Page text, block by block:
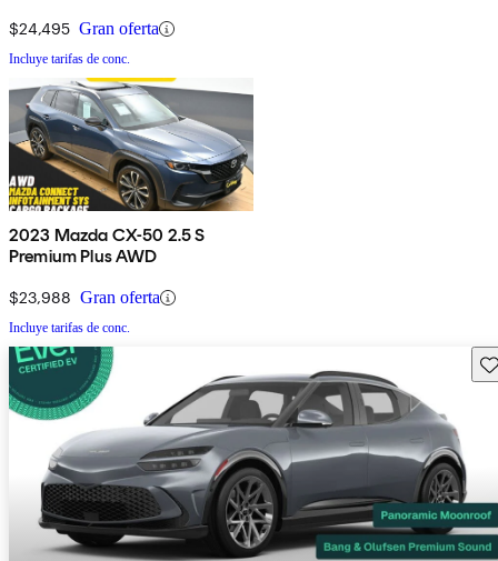
$24,495 Gran oferta
Incluye tarifas de conc.
2023 Mazda CX-50 2.5 S
Premium Plus AWD
$23,988 Gran oferta
Incluye tarifas de conc.